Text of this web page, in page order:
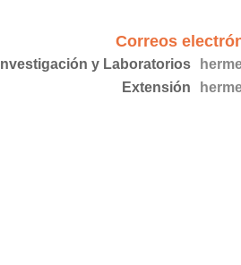
Correos
Investigación y Laboratorios
Extensión